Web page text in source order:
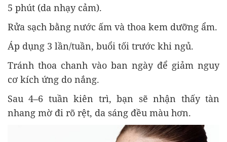
5 phút (da nhạy cảm).
Rửa sạch bằng nước ấm và thoa kem dưỡng ẩm.
Áp dụng 3 lần/tuần, buổi tối trước khi ngủ.
Tránh thoa chanh vào ban ngày để giảm nguy
cơ kích ứng do nắng.
Sau 4–6 tuần kiên trì, bạn sẽ nhận thấy tàn
nhang mờ đi rõ rệt, da sáng đều màu hơn.